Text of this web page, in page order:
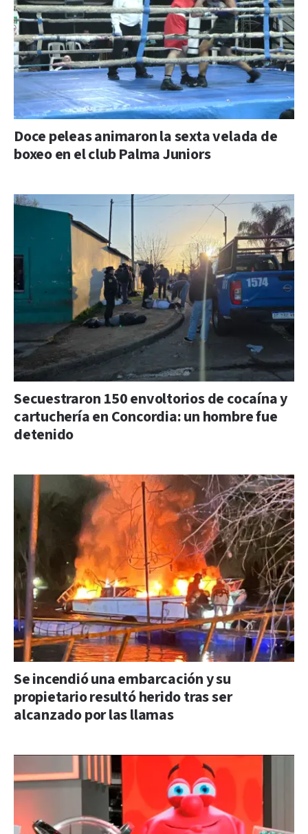
Doce peleas animaron la sexta velada de
boxeo en el club Palma Juniors
Secuestraron 150 envoltorios de cocaína y
cartuchería en Concordia: un hombre fue
detenido
Se incendió una embarcación y su
propietario resultó herido tras ser
alcanzado por las llamas